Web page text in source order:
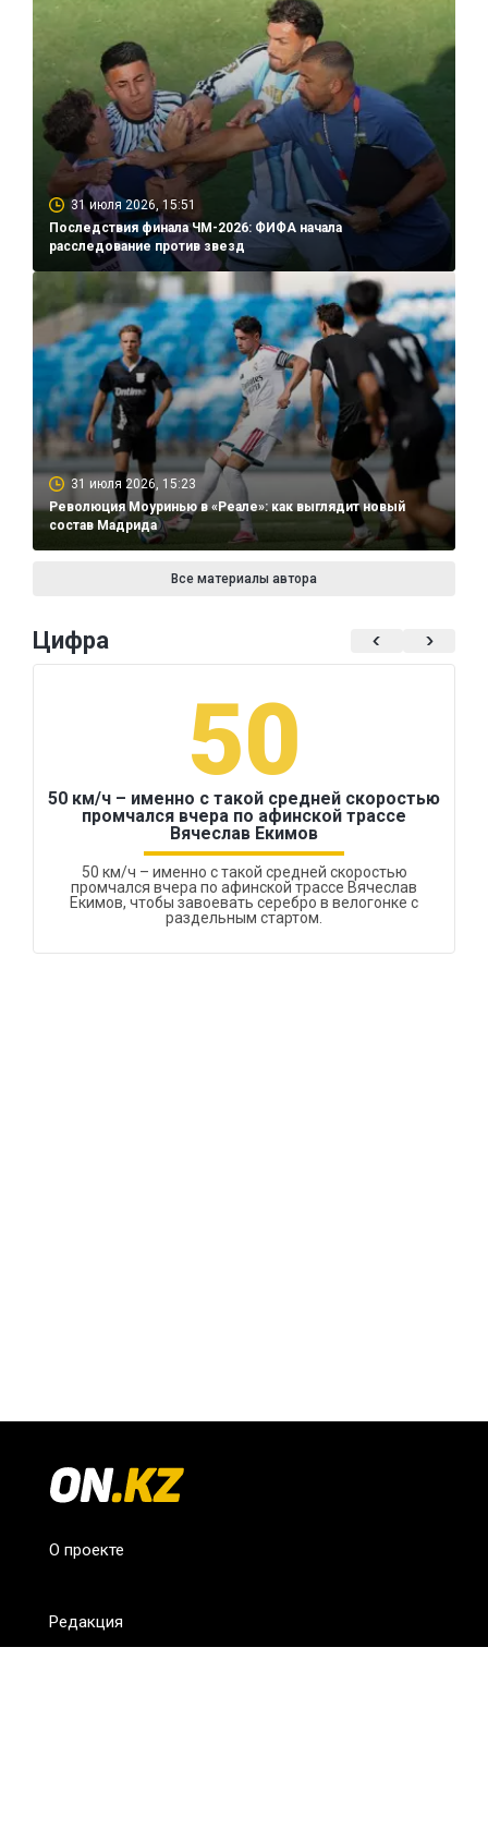
31 июля 2026, 15:51
Последствия финала ЧМ-2026: ФИФА начала
расследование против звезд
31 июля 2026, 15:23
Революция Моуринью в «Реале»: как выглядит новый
состав Мадрида
Все материалы автора
Цифра
50
50 км/ч – именно с такой средней скоростью
промчался вчера по афинской трассе
Вячеслав Екимов
50 км/ч – именно с такой средней скоростью
промчался вчера по афинской трассе Вячеслав
Екимов, чтобы завоевать серебро в велогонке с
раздельным стартом.
О проекте
Редакция